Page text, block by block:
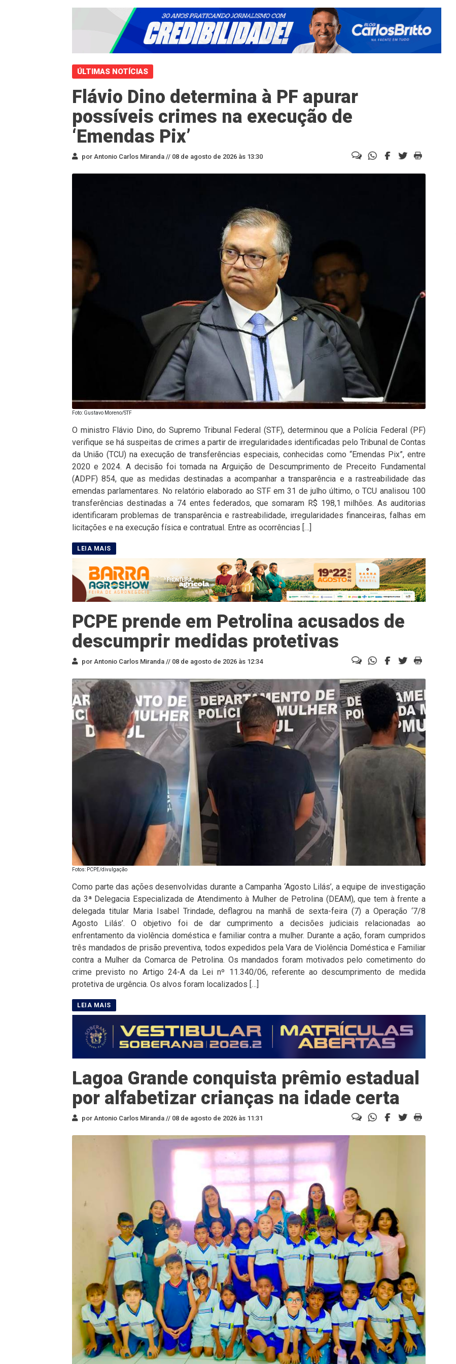
ÚLTIMAS NOTÍCIAS
Flávio Dino determina à PF apurar
possíveis crimes na execução de
‘Emendas Pix’
por Antonio Carlos Miranda // 08 de agosto de 2026 às 13:30
Foto: Gustavo Moreno/STF
O ministro Flávio Dino, do Supremo Tribunal Federal (STF), determinou que a Polícia Federal (PF)
verifique se há suspeitas de crimes a partir de irregularidades identificadas pelo Tribunal de Contas
da União (TCU) na execução de transferências especiais, conhecidas como “Emendas Pix”, entre
2020 e 2024. A decisão foi tomada na Arguição de Descumprimento de Preceito Fundamental
(ADPF) 854, que as medidas destinadas a acompanhar a transparência e a rastreabilidade das
emendas parlamentares. No relatório elaborado ao STF em 31 de julho último, o TCU analisou 100
transferências destinadas a 74 entes federados, que somaram R$ 198,1 milhões. As auditorias
identificaram problemas de transparência e rastreabilidade, irregularidades financeiras, falhas em
licitações e na execução física e contratual. Entre as ocorrências […]
PCPE prende em Petrolina acusados de
descumprir medidas protetivas
por Antonio Carlos Miranda // 08 de agosto de 2026 às 12:34
Fotos: PCPE/divulgação
Como parte das ações desenvolvidas durante a Campanha ‘Agosto Lilás’, a equipe de investigação
da 3ª Delegacia Especializada de Atendimento à Mulher de Petrolina (DEAM), que tem à frente a
delegada titular Maria Isabel Trindade, deflagrou na manhã de sexta-feira (7) a Operação ‘7/8
Agosto Lilás’. O objetivo foi de dar cumprimento a decisões judiciais relacionadas ao
enfrentamento da violência doméstica e familiar contra a mulher. Durante a ação, foram cumpridos
três mandados de prisão preventiva, todos expedidos pela Vara de Violência Doméstica e Familiar
contra a Mulher da Comarca de Petrolina. Os mandados foram motivados pelo cometimento do
crime previsto no Artigo 24-A da Lei nº 11.340/06, referente ao descumprimento de medida
protetiva de urgência. Os alvos foram localizados […]
Lagoa Grande conquista prêmio estadual
por alfabetizar crianças na idade certa
por Antonio Carlos Miranda // 08 de agosto de 2026 às 11:31